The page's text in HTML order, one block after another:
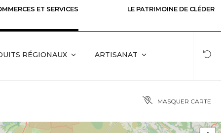
ET SERVICES LE PATRIMOINE DE CLÉDER
RÉGIONAUX ARTISANAT
MASQUER CARTE